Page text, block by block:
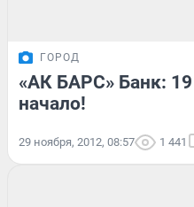
ГОРОД
«АК БАРС» Банк:
начало!
29 ноября, 2012, 08:57 1 441